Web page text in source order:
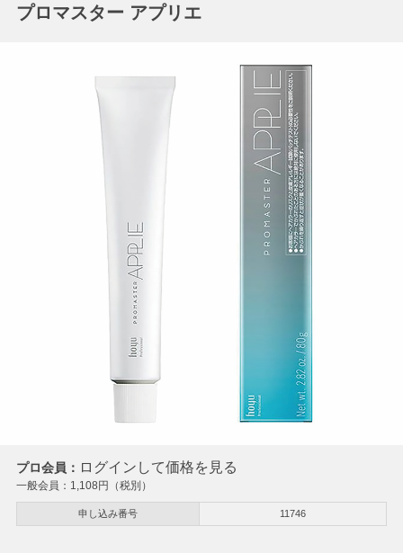
プロマスター アプリエ
プロ会員： ログインして価格を見る
一般会員： 1,108円（税別）
申し込み番号 11746